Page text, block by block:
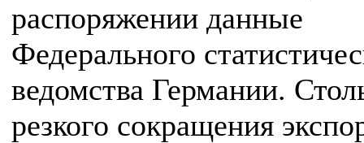
распоряжении данные
Федерального
ведомства Германии.
резкого сокращения